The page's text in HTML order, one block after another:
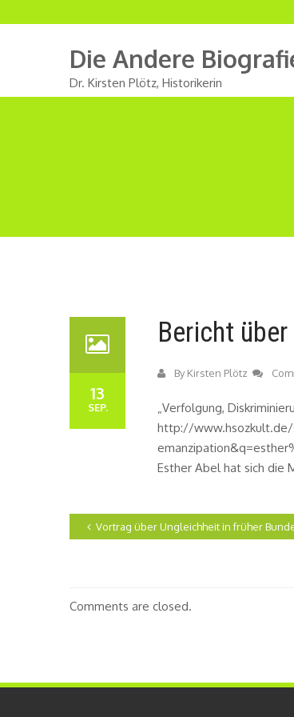
Die Andere
Dr. Kirsten Plötz, Historikerin
13
SEP.
Bericht
ByKirsten Plötz
„Verfolgung,
http://www.hsozkult.de/
Esther Abel hat sich die
Vortrag über Ungleichheit in früher
Comments are closed.